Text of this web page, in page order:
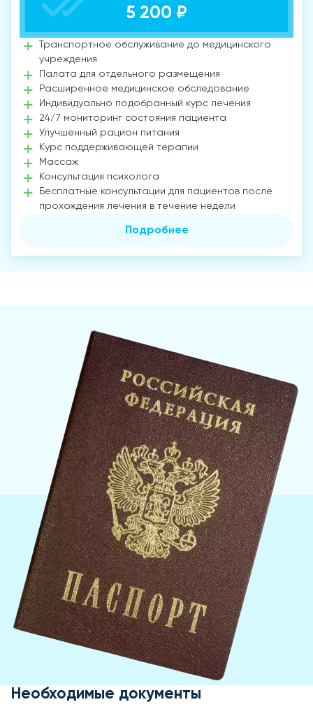
5 200 ₽
Транспортное обслуживание до медицинского
учреждения
Палата для отдельного размещения
Расширенное медицинское обследование
Индивидуально подобранный курс лечения
24/7 мониторинг состояния пациента
Улучшенный рацион питания
Курс поддерживающей терапии
Массаж
Консультация психолога
Бесплатные консультации для пациентов после
прохождения лечения в течение недели
Подробнее
Необходимые документы